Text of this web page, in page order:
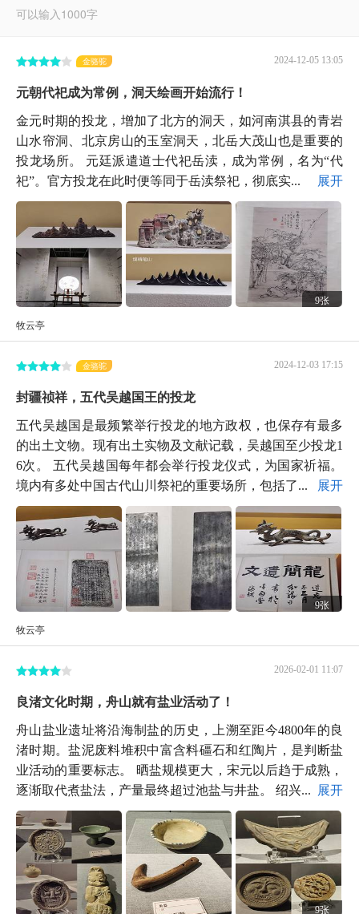
可以输入1000字
2024-12-05 13:05
金骆驼
元朝代祀成为常例，洞天绘画开始流行！
金元时期的投龙，增加了北方的洞天，如河南淇县的青岩
山水帘洞、北京房山的玉室洞天，北岳大茂山也是重要的
投龙场所。 元廷派遣道士代祀岳渎，成为常例，名为“代
祀”。官方投龙在此时便等同于岳渎祭祀，彻底实...
展开
9张
牧云亭
2024-12-03 17:15
金骆驼
封疆祯祥，五代吴越国王的投龙
五代吴越国是最频繁举行投龙的地方政权，也保存有最多
的出土文物。现有出土实物及文献记载，吴越国至少投龙1
6次。 五代吴越国每年都会举行投龙仪式，为国家祈福。
境内有多处中国古代山川祭祀的重要场所，包括了...
展开
9张
牧云亭
2026-02-01 11:07
良渚文化时期，舟山就有盐业活动了！
舟山盐业遗址将沿海制盐的历史，上溯至距今4800年的良
渚时期。盐泥废料堆积中富含料礓石和红陶片，是判断盐
业活动的重要标志。 晒盐规模更大，宋元以后趋于成熟，
逐渐取代煮盐法，产量最终超过池盐与井盐。 绍兴...
展开
9张